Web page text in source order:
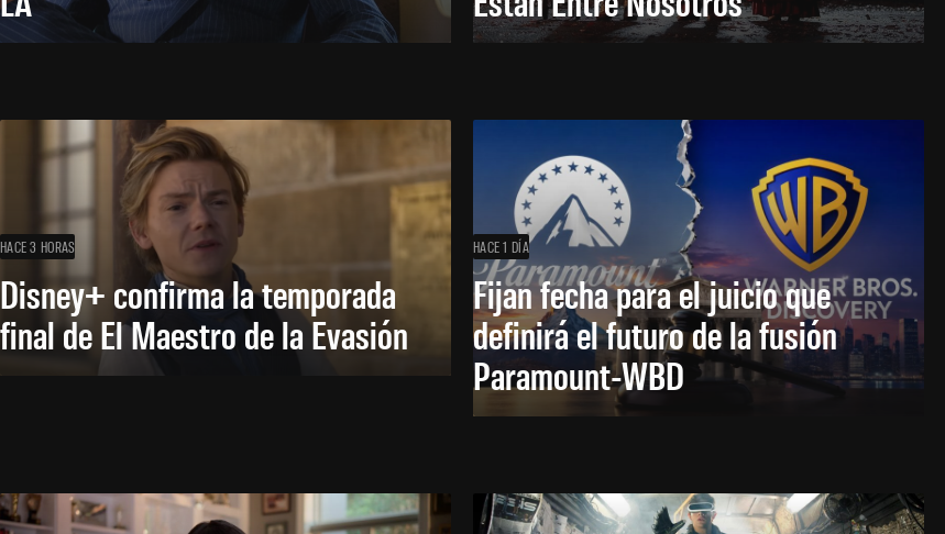
HACE 3 HORAS
Disney+ confirma la temporada
final de El Maestro de la Evasión
HACE 1 DÍA
Fijan fecha para el juicio que
definirá el futuro de la fusión
Paramount-WBD